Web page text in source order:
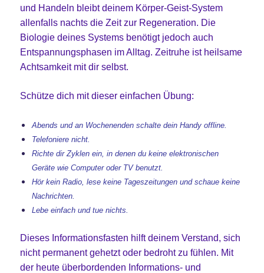
und Handeln bleibt deinem Körper-Geist-System
allenfalls nachts die Zeit zur Regeneration. Die
Biologie deines Systems benötigt jedoch auch
Entspannungsphasen im Alltag. Zeitruhe ist heilsame
Achtsamkeit mit dir selbst.
Schütze dich mit dieser einfachen Übung:
Abends und an Wochenenden schalte dein Handy offline.
Telefoniere nicht.
Richte dir Zyklen ein, in denen du keine elektronischen
Geräte wie Computer oder TV benutzt.
Hör kein Radio, lese keine Tageszeitungen und schaue keine
Nachrichten.
Lebe einfach und tue nichts.
Dieses Informationsfasten hilft deinem Verstand, sich
nicht permanent gehetzt oder bedroht zu fühlen. Mit
der heute überbordenden Informations- und